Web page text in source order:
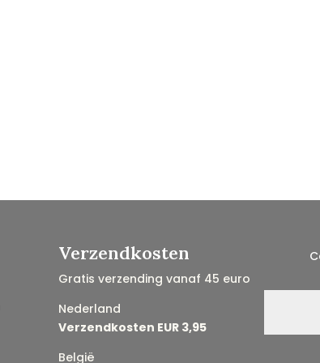
Verzendkosten
Gratis verzending vanaf 45 euro
Nederland
Verzendkosten EUR 3,95
België